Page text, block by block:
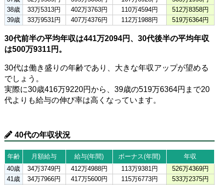
38歳
33万5313円 402万3763円 110万4594円
512万8358円
39歳
33万9531円 407万4376円 112万1988円 519万6364円
30代前半の平均年収は441万2094円、30代後半の平均年収
は500万9311円。
30代は働き盛りの年齢であり、大きな年収アップが望める
でしょう。
実際に30歳416万9220円から、39歳の519万6364円まで20
代よりも給与の伸び率は高くなっています。
40代の年収状況
年齢 月額給与 給与(年間) ボーナス(年間)
年収
40歳
34万3749円 412万4988円 113万9381円
526万4369円
41歳
34万7966円 417万5600円 115万6773円
533万2375円